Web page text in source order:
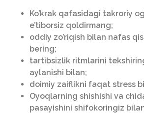
Ko’krak qafasidagi takroriy
e’tiborsiz qoldirmang;
oddiy zo’riqish bilan nafas
bering;
tartibsizlik ritmlarini
aylanishi bilan;
doimiy zaiflikni faqat stress
Oyoqlarning shishishi va
pasayishini shifokoringiz